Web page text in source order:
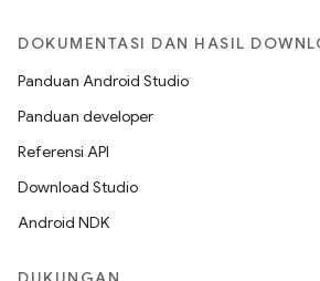
DOKUMENTASI DAN HASIL
Panduan Android Studio
Panduan developer
Referensi API
Download Studio
Android NDK